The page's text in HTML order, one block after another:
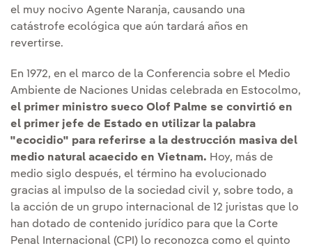
el muy nocivo Agente Naranja, causando una
catástrofe ecológica que aún tardará años en
revertirse.
En 1972, en el marco de la Conferencia sobre el Medio
Ambiente de Naciones Unidas celebrada en Estocolmo,
el primer ministro sueco Olof Palme se convirtió en
el primer jefe de Estado en utilizar la palabra
"ecocidio" para referirse a la destrucción masiva del
medio natural acaecido en Vietnam. Hoy, más de
medio siglo después, el término ha evolucionado
gracias al impulso de la sociedad civil y, sobre todo, a
la acción de un grupo internacional de 12 juristas que lo
han dotado de contenido jurídico para que la Corte
Penal Internacional (CPI) lo reconozca como el quinto